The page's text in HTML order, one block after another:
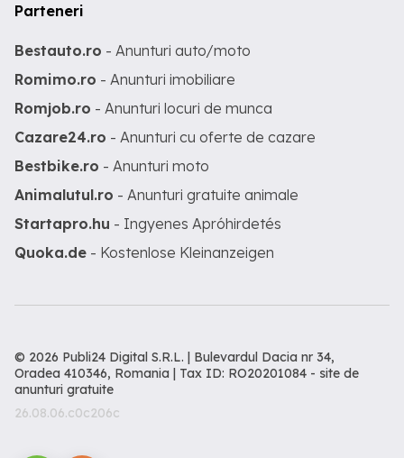
Parteneri
Bestauto.ro - Anunturi auto/moto
Romimo.ro - Anunturi imobiliare
Romjob.ro - Anunturi locuri de munca
Cazare24.ro - Anunturi cu oferte de cazare
Bestbike.ro - Anunturi moto
Animalutul.ro - Anunturi gratuite animale
Startapro.hu - Ingyenes Apróhirdetés
Quoka.de - Kostenlose Kleinanzeigen
© 2026 Publi24 Digital S.R.L. | Bulevardul Dacia nr 34,
Oradea 410346, Romania | Tax ID: RO20201084 - site de
anunturi gratuite
26.08.06.c0c206c